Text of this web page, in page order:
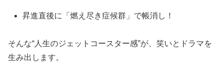
昇進直後に「燃え尽き症候群」で帳消し！
そんな“人生のジェットコースター感”が、笑いとドラマを
生み出します。